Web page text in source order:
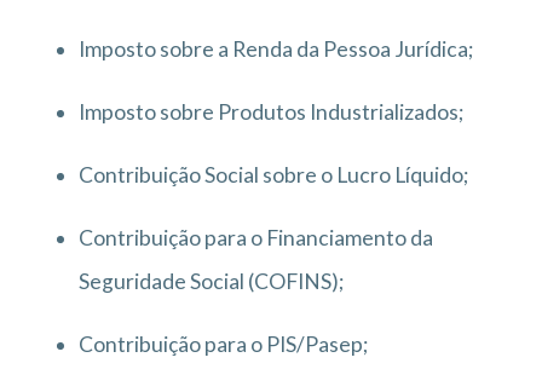
Imposto sobre a Renda da Pessoa Jurídica;
Imposto sobre Produtos Industrializados;
Contribuição Social sobre o Lucro Líquido;
Contribuição para o Financiamento da
Seguridade Social (COFINS);
Contribuição para o PIS/Pasep;